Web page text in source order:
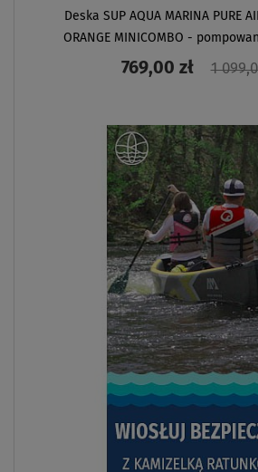
Deska SUP AQUA MARINA PURE
ORANGE MINICOMBO -
769,00 zł 1
ZOBACZ